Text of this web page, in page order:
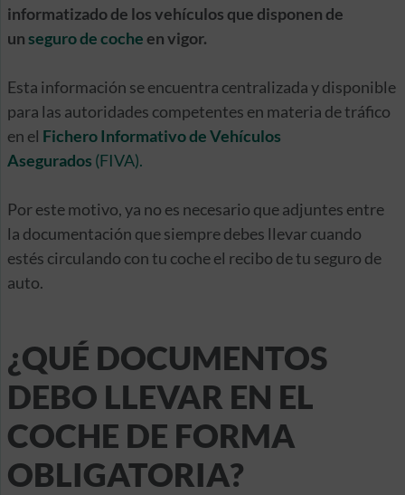
informatizado de los vehículos que disponen de
unseguro de coche en vigor.
Esta información se encuentra centralizada y disponible
para las autoridades competentes en materia de tráfico
en el Fichero Informativo de Vehículos
Asegurados (FIVA).
Por este motivo, ya no es necesario que adjuntes entre
la documentación que siempre debes llevar cuando
estés circulando con tu coche el recibo de tu seguro de
auto.
¿QUÉ DOCUMENTOS
DEBO LLEVAR EN EL
COCHE DE FORMA
OBLIGATORIA?